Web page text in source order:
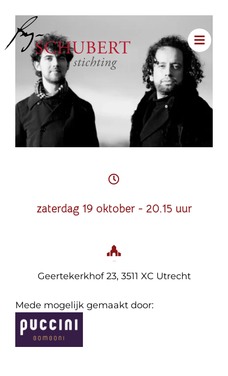
zaterdag 19 oktober - 20.15 uur
Geertekerkhof 23, 3511 XC Utrecht
Mede mogelijk gemaakt door: